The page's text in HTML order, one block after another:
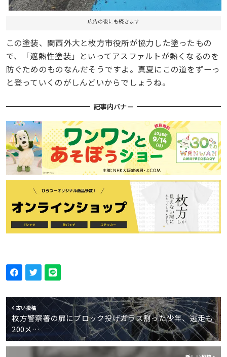
広告の後にも続きます
この塗装、関西外大と枚方市役所が協力した塗ったもの
で、「遮熱性塗装」といってアスファルトが熱くなるのを
防ぐためのものなんだそうですよ。真夏にこの道をずーっ
と登っていくのがしんどいからでしょうね。
記事内バナー
古い投稿
枚方警察署の扉にブロック投げガラス割った少年、逃走も
200メ…